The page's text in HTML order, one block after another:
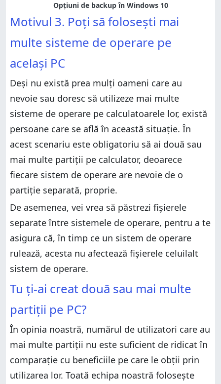
Opțiuni de backup în Windows 10
Motivul 3. Poți să folosești mai
multe sisteme de operare pe
același PC
Deși nu există prea mulți oameni care au
nevoie sau doresc să utilizeze mai multe
sisteme de operare pe calculatoarele lor, există
persoane care se află în această situație. În
acest scenariu este obligatoriu să ai două sau
mai multe partiții pe calculator, deoarece
fiecare sistem de operare are nevoie de o
partiție separată, proprie.
De asemenea, vei vrea să păstrezi fișierele
separate între sistemele de operare, pentru a te
asigura că, în timp ce un sistem de operare
rulează, acesta nu afectează fișierele celuilalt
sistem de operare.
Tu ți-ai creat două sau mai multe
partiții pe PC?
În opinia noastră, numărul de utilizatori care au
mai multe partiții nu este suficient de ridicat în
comparație cu beneficiile pe care le obții prin
utilizarea lor. Toată echipa noastră folosește